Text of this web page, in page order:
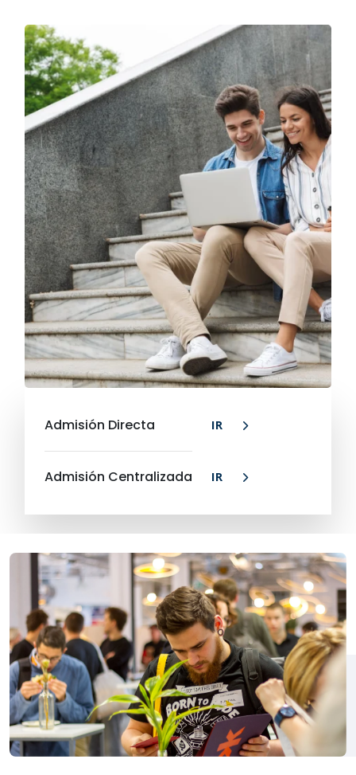
Admisión Directa IR
Admisión Centralizada IR